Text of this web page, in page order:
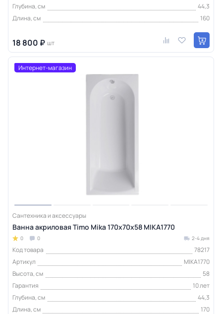
Глубина, см
44,3
Длина, см
160
18 800 ₽ шт
Интернет-магазин
Сантехника и аксессуары
Ванна акриловая Timo Mika 170х70х58 MIKA1770
0 0 2-4 дня
Код товара
78217
Артикул
MIKA1770
Высота, см
58
Гарантия
10 лет
Глубина, см
44,3
Длина, см
170